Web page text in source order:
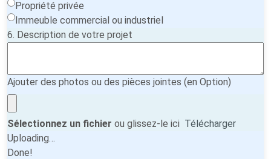
Propriété privée
Immeuble commercial ou industriel
6. Description de votre projet
Ajouter des photos ou des pièces jointes (en Option)
Sélectionnez un fichier ou glissez-le ici Télécharger
Uploading…
Done!